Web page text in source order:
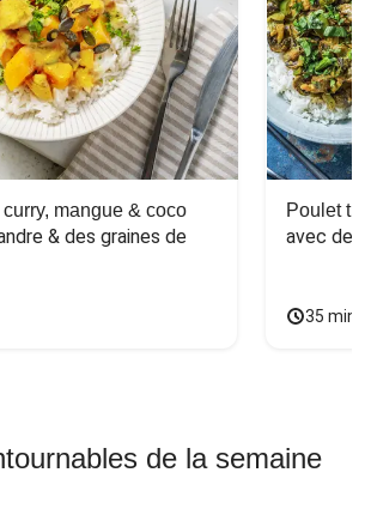
mangue & coco
& des graines de
Poulet
avec des
35
de la semaine